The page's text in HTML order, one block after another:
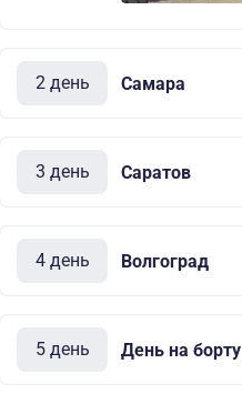
2 день Самара
3 день Саратов
4 день Волгоград
5 день День на борту